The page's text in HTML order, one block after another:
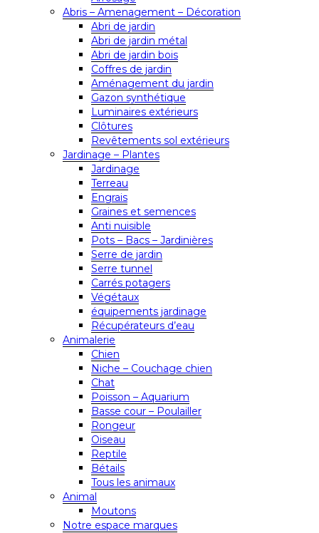
Abris – Amenagement – Décoration
Abri de jardin
Abri de jardin métal
Abri de jardin bois
Coffres de jardin
Aménagement du jardin
Gazon synthétique
Luminaires extérieurs
Clôtures
Revêtements sol extérieurs
Jardinage – Plantes
Jardinage
Terreau
Engrais
Graines et semences
Anti nuisible
Pots – Bacs – Jardinières
Serre de jardin
Serre tunnel
Carrés potagers
Végétaux
équipements jardinage
Récupérateurs d’eau
Animalerie
Chien
Niche – Couchage chien
Chat
Poisson – Aquarium
Basse cour – Poulailler
Rongeur
Oiseau
Reptile
Bétails
Tous les animaux
Animal
Moutons
Notre espace marques